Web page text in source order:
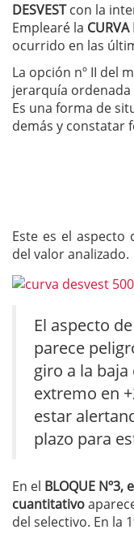
DESVESTcon la
Emplearé la CURVA
ocurrido en las
La opción nº II del
jerarquía ordenada
Es una forma de
demás y constatar
Este es el aspecto
del valor analizado.
El aspecto
parece
giro a la baja
extremo en
estar
plazo para
En el BLOQUE
cuantitativo
del selectivo. En la